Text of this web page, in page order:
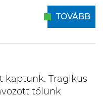
TOVÁBB
kaptunk. Tragikus
tőlünk